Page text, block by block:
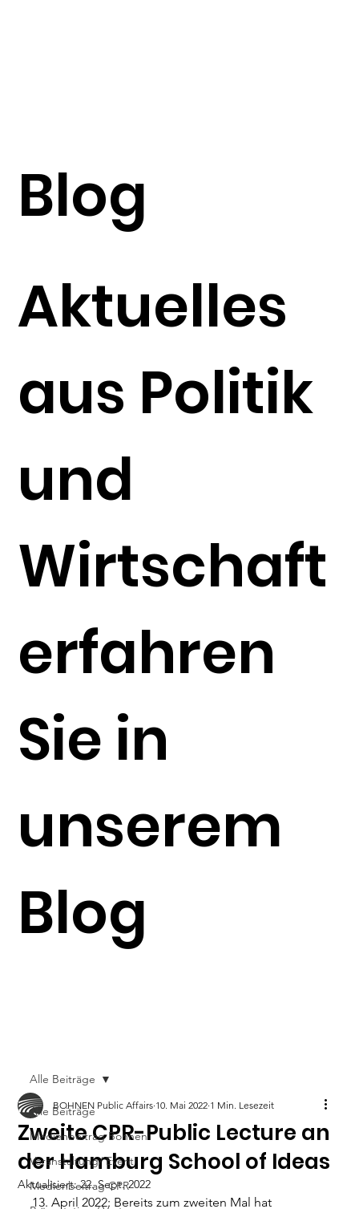
Blog
Aktuelles
aus Politik
und
Wirtschaft
erfahren
Sie in
unserem
Blog
Alle Beiträge
Medienbeitrag Bohnen
Veranstaltung/ Event
Medienbeitrag CPR
Alle Beiträge
Zweite CPR-Public Lecture an
der Hamburg School of Ideas
BOHNEN Public Affairs 10. Mai 2022 1 Min. Lesezeit
Aktualisiert:22. Sept. 2022
13. April 2022: Bereits zum zweiten Mal hat